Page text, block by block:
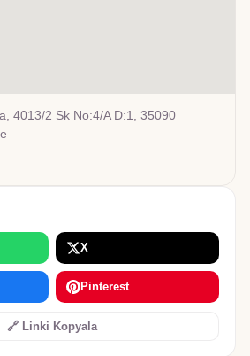
4013/2 Sk No:4/A D:1, 35090
X
Pinterest
🔗 Linki Kopyala